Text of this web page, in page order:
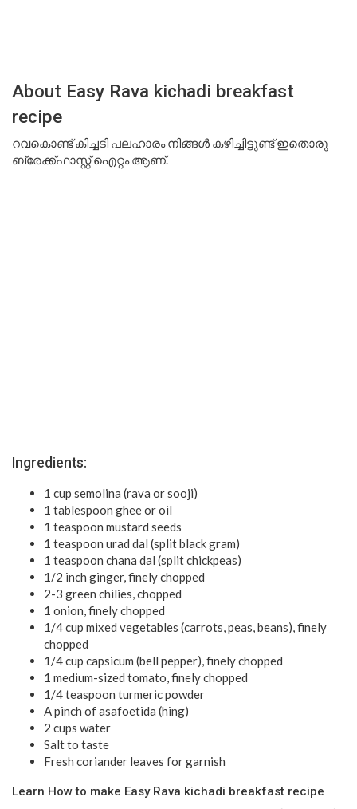
About Easy Rava kichadi breakfast
recipe
റവകൊണ്ട് കിച്ചടി പലഹാരം നിങ്ങൾ കഴിച്ചിട്ടുണ്ട് ഇതൊരു
ബ്രേക്ക്ഫാസ്റ്റ് ഐറ്റം ആണ്.
Ingredients:
1 cup semolina (rava or sooji)
1 tablespoon ghee or oil
1 teaspoon mustard seeds
1 teaspoon urad dal (split black gram)
1 teaspoon chana dal (split chickpeas)
1/2 inch ginger, finely chopped
2-3 green chilies, chopped
1 onion, finely chopped
1/4 cup mixed vegetables (carrots, peas, beans), finely
chopped
1/4 cup capsicum (bell pepper), finely chopped
1 medium-sized tomato, finely chopped
1/4 teaspoon turmeric powder
A pinch of asafoetida (hing)
2 cups water
Salt to taste
Fresh coriander leaves for garnish
Learn How to make Easy Rava kichadi breakfast recipe